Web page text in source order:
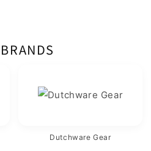
Dutchware Gear